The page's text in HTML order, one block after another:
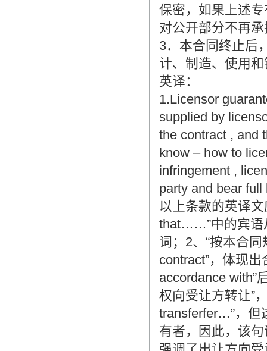
保密，如果上述
对公开部分不再
3．本合同终止后
计、制造、使用
英译：
1.Licensor
supplied by
the contract , and
know – how to
infringement ,
party and bear
以上条款的英译
that……”中的宾语
词；2、“按本合
contract”，体现
accordance with”
权向受让方转让”
transferfer…”，但
有者，因此，该